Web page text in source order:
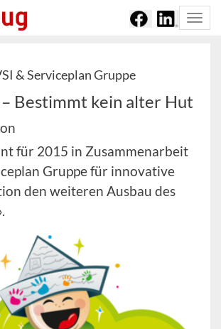
& Serviceplan Gruppe
Bestimmt kein alter Hut
für 2015 in Zusammenarbeit
Gruppe für innovative
den weiteren Ausbau des